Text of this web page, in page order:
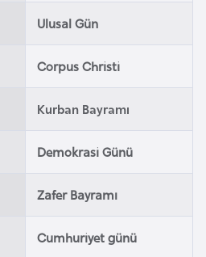
Ulusal Gün
Corpus Christi
Kurban Bayramı
Demokrasi Günü
Zafer Bayramı
Cumhuriyet günü